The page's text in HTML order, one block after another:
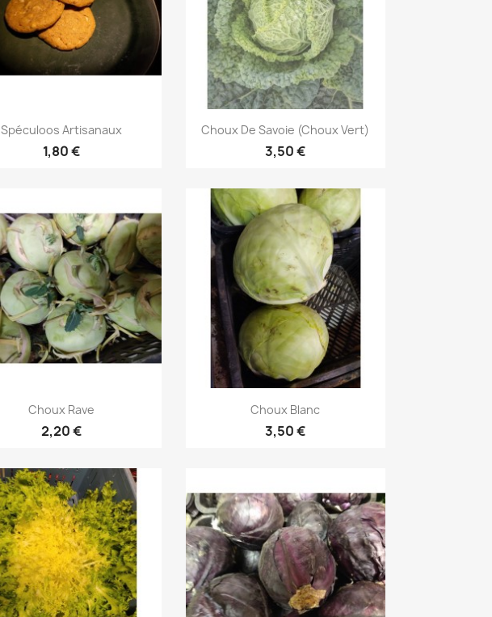
Aperçu rapide
Spéculoos Artisanaux
1,80 €
Aperçu rapide
Choux De Savoie (choux Vert)
3,50 €
Aperçu rapide
Choux Rave
2,20 €
Aperçu rapide
Choux Blanc
3,50 €